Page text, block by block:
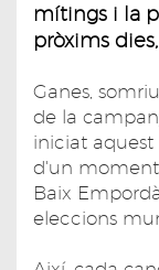
mítings i la
pròxims
Ganes,
de la
iniciat aquest
d'un moment
Baix
eleccions